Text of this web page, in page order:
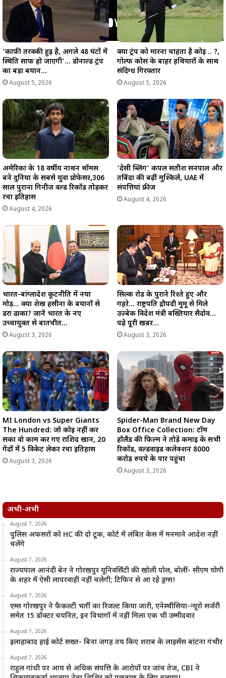
‘काफ़ी तरक्की हुई है, अगले 48 घंटों में
स्थिति साफ हो जाएगी’… डोनाल्ड ट्रंप
का बड़ा बयान…
August 5, 2026
क्या ट्रंप को मारना चाहता है कोई .. ?,
गोल्फ कोर्स के बाहर हथियारों के साथ
संदिग्ध गिरफ्तार
August 5, 2026
अमेरिका के 18 वर्षीय नाथन थॉमस
बने दुनिया के सबसे युवा प्रोफेसर,306
साल पुराना गिनीज वर्ल्ड रिकॉर्ड तोड़कर
रचा इतिहास
August 4, 2026
‘देसी ब्लिंग’ कपल सतीश सनपाल और
तबिंदा की बढ़ीं मुश्किलें, UAE में
संपत्तियां फ्रीज
August 4, 2026
भारत-बांग्लादेश कूटनीति में नया
मोड़… क्या शेख हसीना के बयानों से
डरा ढाका? जानें भारत के नए
उच्चायुक्त से बातचीत…
August 3, 2026
सिल्क रोड के पुराने रिश्ते हुए और
गहरे… राष्ट्रपति द्रौपदी मुर्मू से मिले
उज़्बेक विदेश मंत्री बख्तियार सैदोव…
पढ़े पूरी खब़र…
August 3, 2026
MI London vs Super Giants
The Hundred: जो कोई नहीं कर
सका वो काम कर गए राशिद खान, 20
गेंदों में 5 विकेट लेकर रचा इतिहास
August 3, 2026
Spider-Man Brand New Day
Box Office Collection: टॉम
हॉलैंड की फिल्म ने तोड़े कमाई के सभी
रिकॉर्ड, वर्ल्डवाइड कलेक्शन 8000
करोड़ रुपये के पार पहुंचा
August 3, 2026
अभी-अभी
August 7, 2026
पुलिस अफसरों को HC की दो टूक, कोर्ट में लंबित केस में मनमाने आदेश नहीं
चलेंगे
August 7, 2026
राज्यपाल आनंदी बेन ने गोरखपुर यूनिवर्सिटी की खोली पोल, बोलीं- सीएम योगी
के शहर में ऐसी लापरवाही नहीं चलेगी; टिफिन से आ रहे ड्रग्स!
August 7, 2026
एम्स गोरखपुर ने फैकल्टी भर्ती का रिजल्ट किया जारी, एनेस्थीसिया-न्यूरो सर्जरी
समेत 15 डॉक्टर चयनित, इन विभागों में नहीं मिला एक भी उम्मीदवार
August 7, 2026
इलाहाबाद हाई कोर्ट सख्त- बिना जगह तय किए शराब के लाइसेंस बांटना गंभीर
August 7, 2026
राहुल गांधी पर आय से अधिक संपत्ति के आरोपों पर जांच तेज, CBI ने